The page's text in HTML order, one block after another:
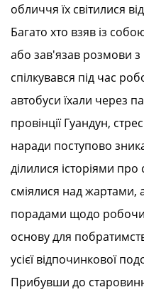
обличчя їх світилися
Багато хто взяв із
або зав'язав розмови з
спілкувався під час
автобуси їхали через
провінції Гуандун,
наради поступово
ділилися історіями про
сміялися над жартами,
порадами щодо
основу для
усієї відпочинкової
Прибувши до